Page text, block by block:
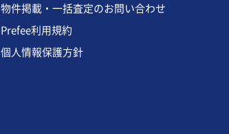
物件掲載・一括査定のお問い合わせ
Prefee利用規約
個人情報保護方針